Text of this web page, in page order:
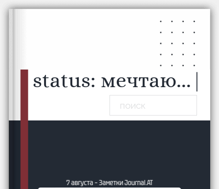
Перейти к основному содержанию
Перейти к нижнему колонтитулу
status: мечтаю... |
Поиск
7 августа – Заметки Journal.АТ